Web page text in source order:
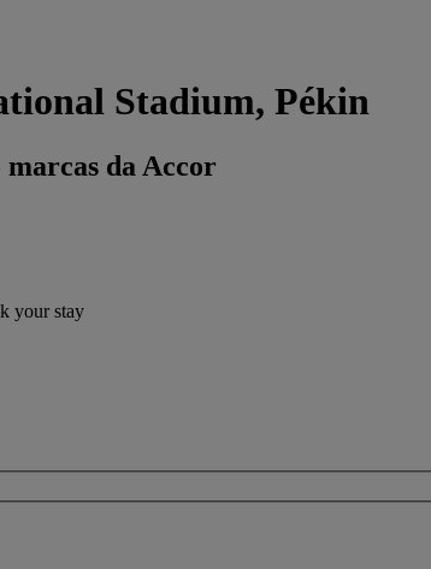
Stadium, Pékin
marcas da Accor
your stay